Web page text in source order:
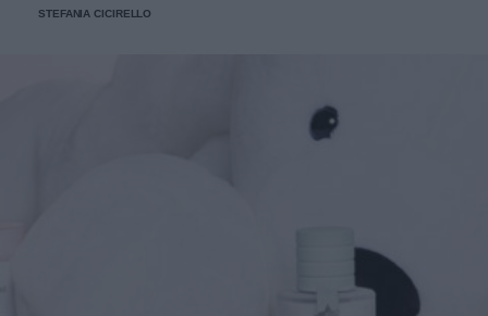
STEFANIA CICIRELLO